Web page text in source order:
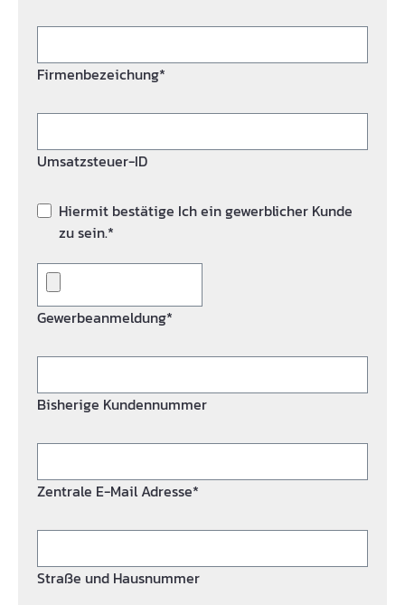
Firmenbezeichung*
Umsatzsteuer-ID
Hiermit bestätige Ich ein gewerblicher Kunde
zu sein.*
Gewerbeanmeldung*
Bisherige Kundennummer
Zentrale E-Mail Adresse*
Straße und Hausnummer